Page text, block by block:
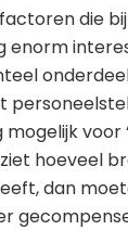
die
enorm
voor
ziet hoeveel
dan